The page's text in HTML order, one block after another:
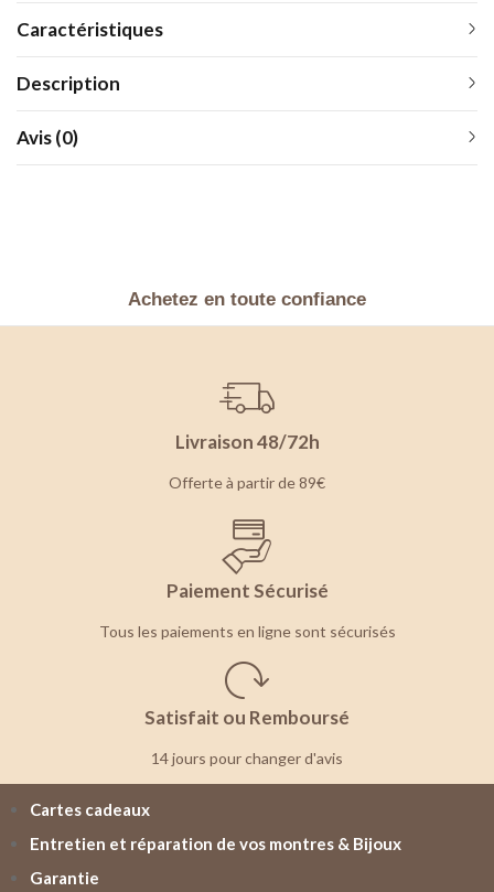
Caractéristiques
Description
Avis (0)
Achetez en toute confiance
Livraison 48/72h
Offerte à partir de 89€
Paiement Sécurisé
Tous les paiements en ligne sont sécurisés
Satisfait ou Remboursé
14 jours pour changer d'avis
Cartes cadeaux
Entretien et réparation de vos montres & Bijoux
Garantie